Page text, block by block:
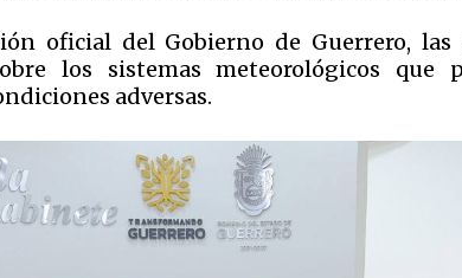
oficial del Gobierno de Guerrero,
los sistemas meteorológicos que
adversas.